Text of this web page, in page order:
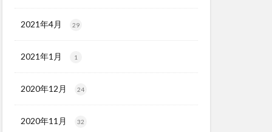
2021年4月 29
2021年1月 1
2020年12月 24
2020年11月 32